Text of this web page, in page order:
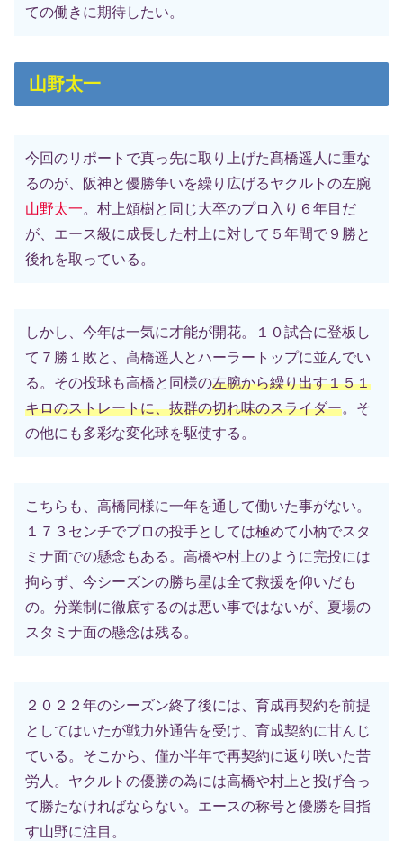
ての働きに期待したい。
山野太一
今回のリポートで真っ先に取り上げた髙橋遥人に重な
るのが、阪神と優勝争いを繰り広げるヤクルトの左腕
山野太一。村上頌樹と同じ大卒のプロ入り６年目だ
が、エース級に成長した村上に対して５年間で９勝と
後れを取っている。
しかし、今年は一気に才能が開花。１０試合に登板し
て７勝１敗と、髙橋遥人とハーラートップに並んでい
る。その投球も高橋と同様の左腕から繰り出す１５１
キロのストレートに、抜群の切れ味のスライダー。そ
の他にも多彩な変化球を駆使する。
こちらも、高橋同様に一年を通して働いた事がない。
１７３センチでプロの投手としては極めて小柄でスタ
ミナ面での懸念もある。高橋や村上のように完投には
拘らず、今シーズンの勝ち星は全て救援を仰いだも
の。分業制に徹底するのは悪い事ではないが、夏場の
スタミナ面の懸念は残る。
２０２２年のシーズン終了後には、育成再契約を前提
としてはいたが戦力外通告を受け、育成契約に甘んじ
ている。そこから、僅か半年で再契約に返り咲いた苦
労人。ヤクルトの優勝の為には高橋や村上と投げ合っ
て勝たなければならない。エースの称号と優勝を目指
す山野に注目。